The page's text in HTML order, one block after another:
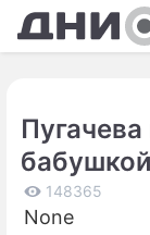
Пугачева
бабушкой
148365
None